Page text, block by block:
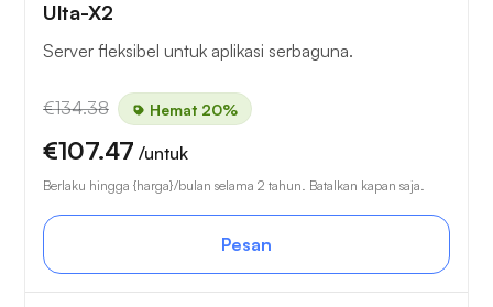
Ulta-X2
Server fleksibel untuk aplikasi serbaguna.
€134.38 Hemat 20%
€107.47 /untuk
Berlaku hingga {harga}/bulan selama 2 tahun. Batalkan kapan saja.
Pesan